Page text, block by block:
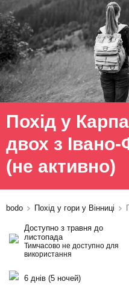
Похід у
двох з Івано-
(не активно)
bodo Похід у гори у Вінниці
Доступно з травня до
листопада
Тимчасово не доступно для
використання
6 днів (5 ночей)